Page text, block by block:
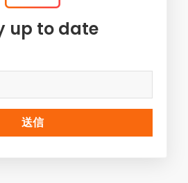
up to date